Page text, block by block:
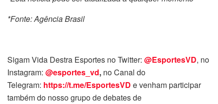
*Fonte: Agência Brasil
Sigam Vida Destra Esportes no Twitter: @EsportesVD, no
Instagram: @esportes_vd, no Canal do
Telegram: https://t.me/EsportesVD e venham participar
também do nosso grupo de debates de